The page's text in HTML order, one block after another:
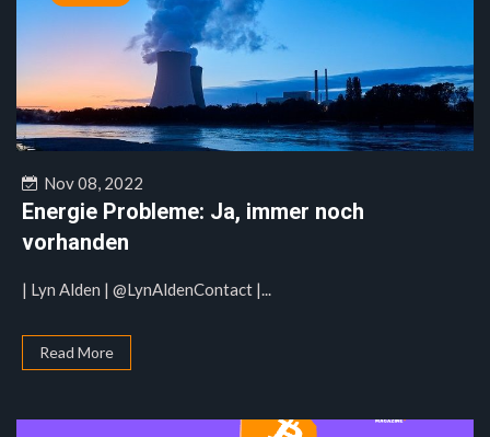
Nov 08, 2022
Energie Probleme: Ja, immer noch
vorhanden
| Lyn Alden | @LynAldenContact |...
Read More